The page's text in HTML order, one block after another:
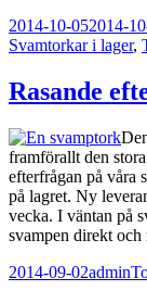
Postat
2014-10-052014-
Svamtorkar i lager,
Rasande
framförallt den
efterfrågan på våra
på lagret. Ny
vecka. I väntan på
svampen direkt och
Postat
2014-09-02admin